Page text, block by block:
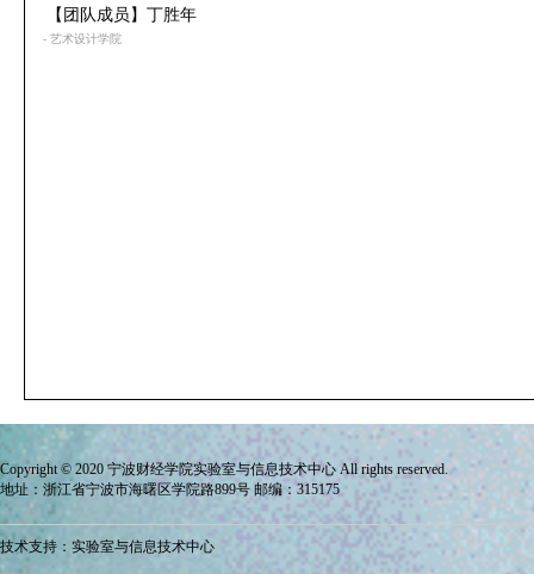
【团队成员】丁胜年
- 艺术设计学院
Copyright © 2020 宁波财经学院实验室与信息技术中心 All rights reserved.
地址：浙江省宁波市海曙区学院路899号 邮编：315175
技术支持：实验室与信息技术中心